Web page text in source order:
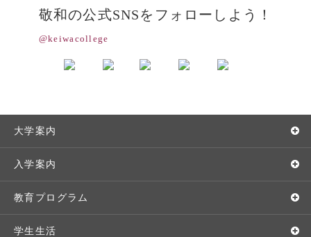
敬和の公式SNSをフォローしよう！
@keiwacollege
大学案内
敬和学園大学とは
学長メッセージ
教育理念・方針・取り組み
入学案内
入学者選抜
オープンキャンパス
教育プログラム
学部・学科
学生生活